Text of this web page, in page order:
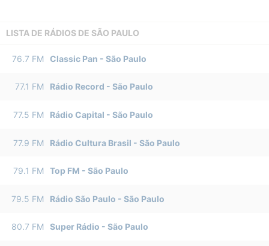
LISTA DE RÁDIOS DE SÃO PAULO
76.7 FM Classic Pan - São Paulo
77.1 FM Rádio Record - São Paulo
77.5 FM Rádio Capital - São Paulo
77.9 FM Rádio Cultura Brasil - São Paulo
79.1 FM Top FM - São Paulo
79.5 FM Rádio São Paulo - São Paulo
80.7 FM Super Rádio - São Paulo